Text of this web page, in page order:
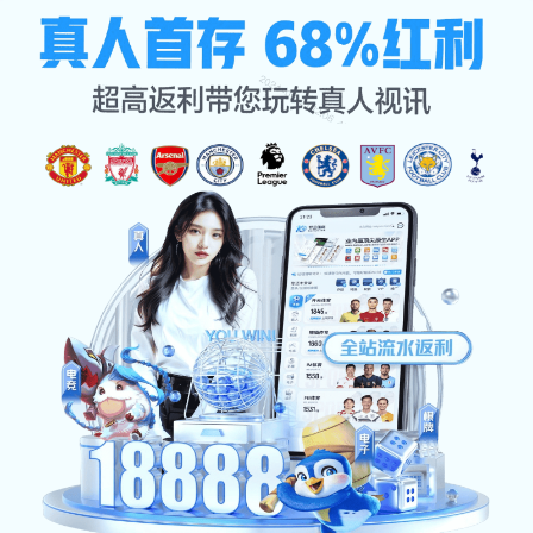
beats365🏏从爱好到热爱，从坚持到
超越，体育的魅力不止于此！
beats365 cong ai hao dao re ai cong jian chi dao
chao yue ti yu de mei li bu zhi yu ci